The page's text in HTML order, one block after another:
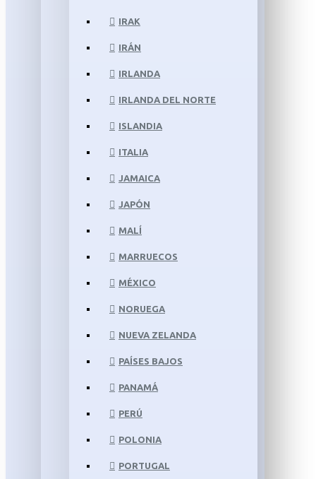
IRAK
IRÁN
IRLANDA
IRLANDA DEL NORTE
ISLANDIA
ITALIA
JAMAICA
JAPÓN
MALÍ
MARRUECOS
MÉXICO
NORUEGA
NUEVA ZELANDA
PAÍSES BAJOS
PANAMÁ
PERÚ
POLONIA
PORTUGAL